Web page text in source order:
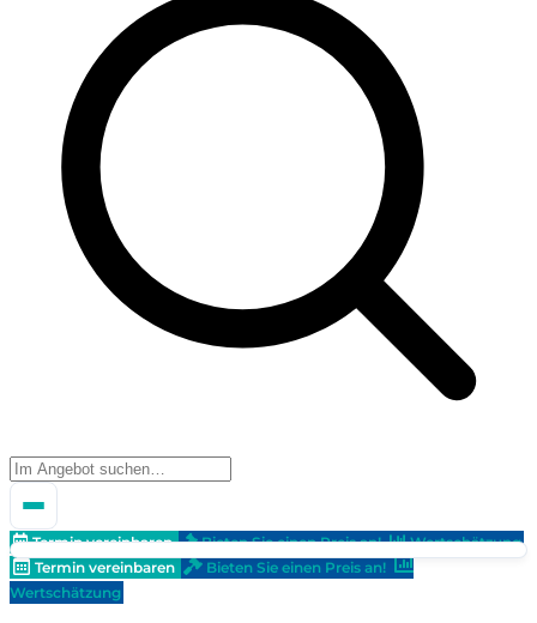
Termin vereinbaren Bieten Sie einen Preis an!
Wertschätzung
Termin vereinbaren
Bieten Sie einen Preis an!
Wertschätzung